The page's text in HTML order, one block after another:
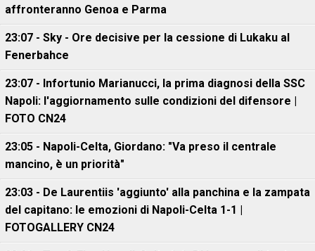
affronteranno Genoa e Parma
23:07 - Sky - Ore decisive per la cessione di Lukaku al
Fenerbahce
23:07 - Infortunio Marianucci, la prima diagnosi della SSC
Napoli: l'aggiornamento sulle condizioni del difensore |
FOTO CN24
23:05 - Napoli-Celta, Giordano: "Va preso il centrale
mancino, è un priorità"
23:03 - De Laurentiis 'aggiunto' alla panchina e la zampata
del capitano: le emozioni di Napoli-Celta 1-1 |
FOTOGALLERY CN24